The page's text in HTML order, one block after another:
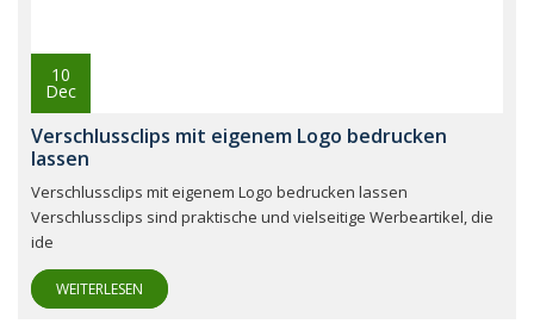
10
Dec
Verschlussclips mit eigenem Logo bedrucken
lassen
Verschlussclips mit eigenem Logo bedrucken lassen
Verschlussclips sind praktische und vielseitige Werbeartikel, die
ide
WEITERLESEN